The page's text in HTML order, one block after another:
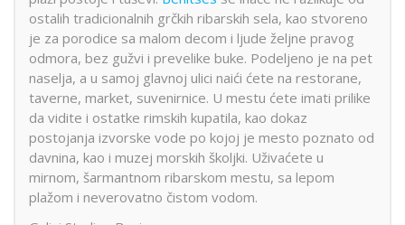
ostalih tradicionalnih grčkih ribarskih sela, kao stvoreno
je za porodice sa malom decom i ljude željne pravog
odmora, bez gužvi i prevelike buke. Podeljeno je na pet
naselja, a u samoj glavnoj ulici naići ćete na restorane,
taverne, market, suvenirnice. U mestu ćete imati prilike
da vidite i ostatke rimskih kupatila, kao dokaz
postojanja izvorske vode po kojoj je mesto poznato od
davnina, kao i muzej morskih školjki. Uživaćete u
mirnom, šarmantnom ribarskom mestu, sa lepom
plažom i neverovatno čistom vodom.